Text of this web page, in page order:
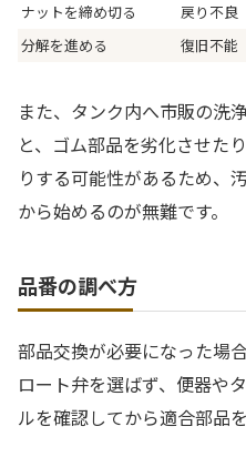
ナットを締め切る
戻り不良
分解を進める
復旧不能
また、タンク内へ市販の洗
と、ゴム部品を劣化させた
りする可能性があるため、
から始めるのが無難です。
品番の調べ方
部品交換が必要になった場
ロート弁を選ばず、便器や
ルを確認してから適合部品を